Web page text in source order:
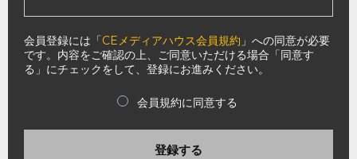
会員登録には「CEメディアハウス会員規約 」への同意が必要
です。内容をご確認の上、ご同意いただける場合「同意す
る」にチェックをして、登録にお進みください。
会員規約に同意する
登録する